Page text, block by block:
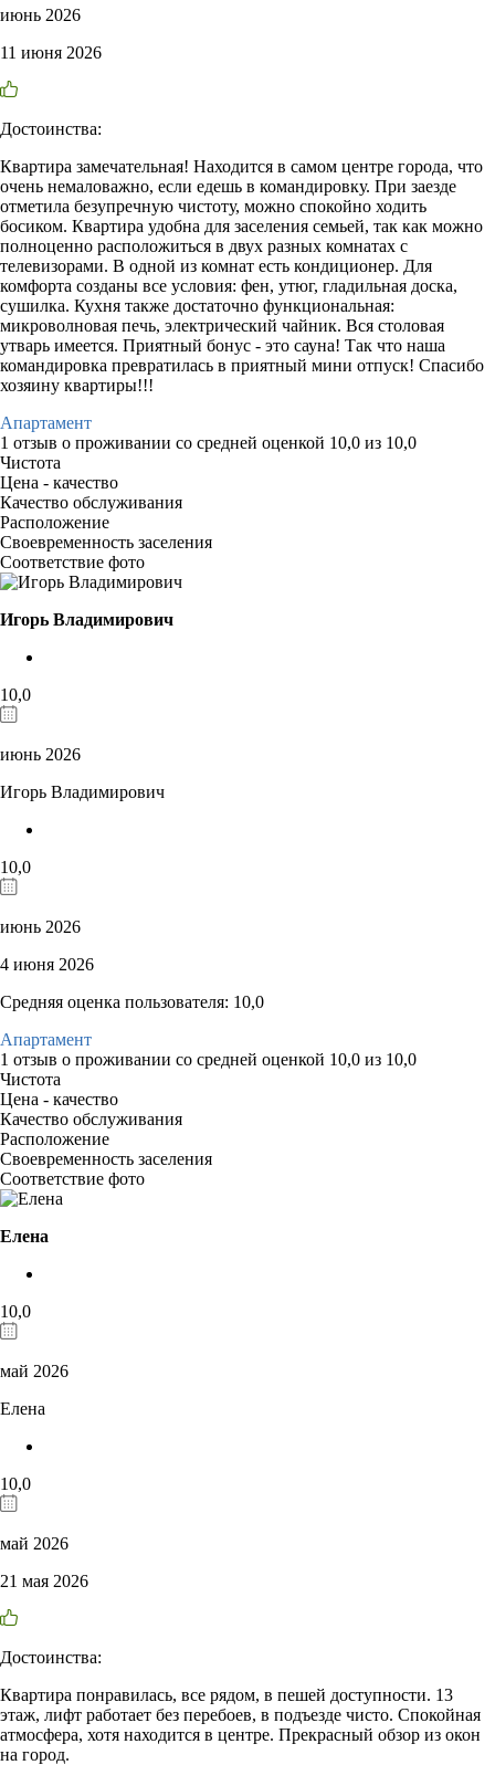
июнь 2026
11 июня 2026
Достоинства:
Квартира замечательная! Находится в самом центре города, что
очень немаловажно, если едешь в командировку. При заезде
отметила безупречную чистоту, можно спокойно ходить
босиком. Квартира удобна для заселения семьей, так как можно
полноценно расположиться в двух разных комнатах с
телевизорами. В одной из комнат есть кондиционер. Для
комфорта созданы все условия: фен, утюг, гладильная доска,
сушилка. Кухня также достаточно функциональная:
микроволновая печь, электрический чайник. Вся столовая
утварь имеется. Приятный бонус - это сауна! Так что наша
командировка превратилась в приятный мини отпуск! Спасибо
хозяину квартиры!!!
Апартамент
1 отзыв о проживании со средней оценкой 10,0 из 10,0
Чистота
Цена - качество
Качество обслуживания
Расположение
Своевременность заселения
Соответствие фото
Игорь Владимирович
10,0
июнь 2026
Игорь Владимирович
10,0
июнь 2026
4 июня 2026
Средняя оценка пользователя: 10,0
Апартамент
1 отзыв о проживании со средней оценкой 10,0 из 10,0
Чистота
Цена - качество
Качество обслуживания
Расположение
Своевременность заселения
Соответствие фото
Елена
10,0
май 2026
Елена
10,0
май 2026
21 мая 2026
Достоинства:
Квартира понравилась, все рядом, в пешей доступности. 13
этаж, лифт работает без перебоев, в подъезде чисто. Спокойная
атмосфера, хотя находится в центре. Прекрасный обзор из окон
на город.